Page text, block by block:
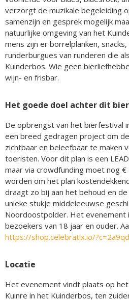
verzorgt de muzikale begeleiding
samenzijn en gesprek mogelijk
natuurlijke omgeving van het
mens zijn er borrelplanken,
runderburgues van runderen die
Kuinderbos. Wie geen
wijn- en frisbar.
Het goede doel achter dit
De opbrengst van het bierfestival
een breed gedragen project om
zichtbaar en beleefbaar te maken
toeristen. Voor dit plan is een
maar via crowdfunding moet nog
worden om het plan
draagt zo bij aan het behoud en
unieke stukje middeleeuwse
Noordoostpolder. Het evenement
bezoekers van 18 jaar en ouder.
https://shop.celebratix.io/?c=2a9qd
Locatie
Het evenement vindt plaats op
Kuinre in het Kuinderbos, ten